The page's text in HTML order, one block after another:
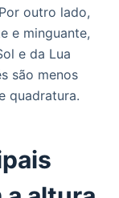
outro lado,
e minguante,
e da Lua
são menos
quadratura.